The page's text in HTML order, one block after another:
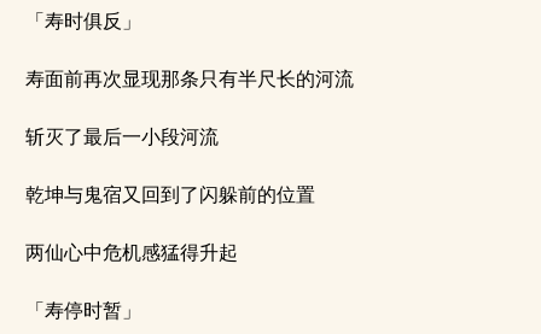
「寿时俱反」
寿面前再次显现那条只有半尺长的河流
斩灭了最后一小段河流
乾坤与鬼宿又回到了闪躲前的位置
两仙心中危机感猛得升起
「寿停时暂」